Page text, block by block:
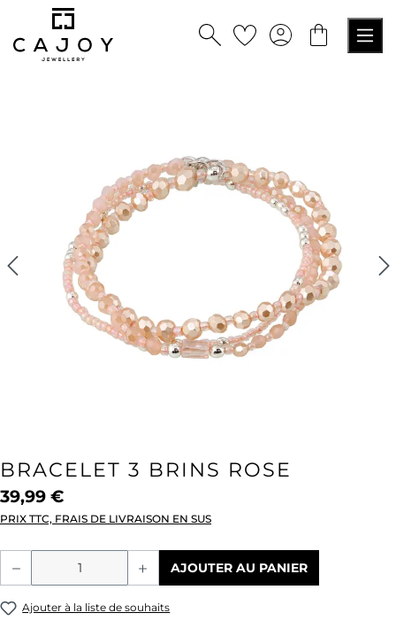
principal
BRACELET 3 BRINS ROSE
39,99 €
PRIX TTC, FRAIS DE LIVRAISON EN SUS
Quantité de produit : Entrez la
AJOUTER AU PANIER
Ajouter à la liste de souhaits